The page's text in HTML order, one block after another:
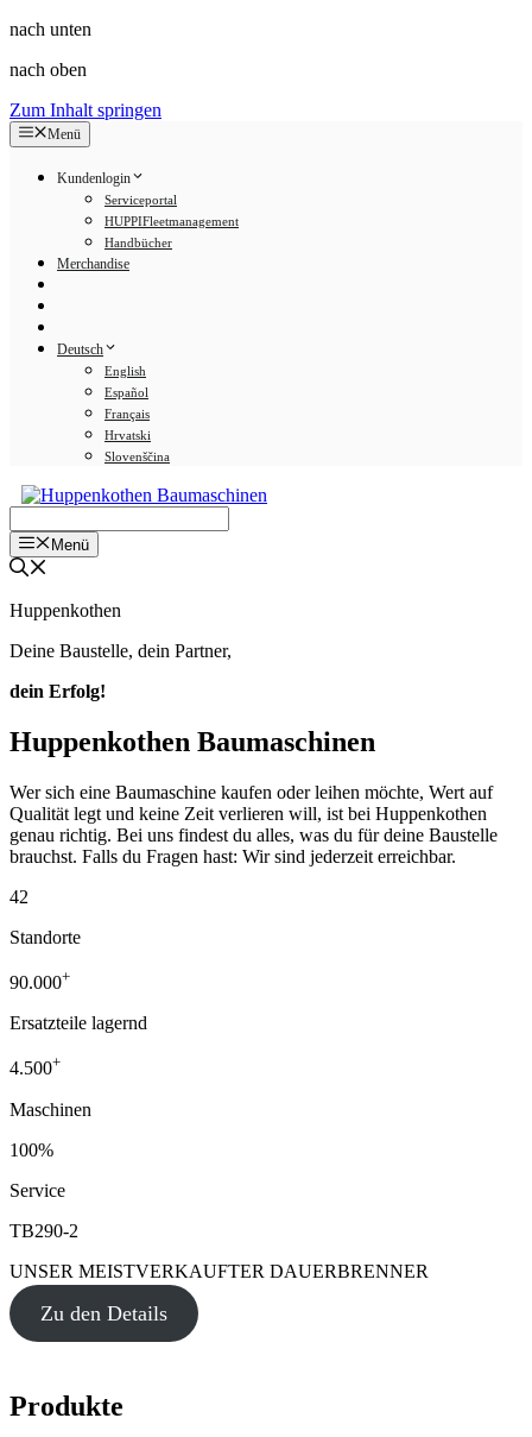
nach unten
nach oben
Zum Inhalt springen
Menü
Kundenlogin
Serviceportal
HUPPIFleetmanagement
Handbücher
Merchandise
Deutsch
English
Español
Français
Hrvatski
Slovenščina
Menü
Huppenkothen
Deine Baustelle, dein Partner,
dein Erfolg!
Huppenkothen Baumaschinen
Wer sich eine Baumaschine kaufen oder leihen möchte, Wert auf
Qualität legt und keine Zeit verlieren will, ist bei Huppenkothen
genau richtig. Bei uns findest du alles, was du für deine Baustelle
brauchst. Falls du Fragen hast: Wir sind jederzeit erreichbar.
42
Standorte
90.000+
Ersatzteile lagernd
4.500+
Maschinen
100%
Service
TB290-2
UNSER MEISTVERKAUFTER DAUERBRENNER
Zu den Details
Produkte